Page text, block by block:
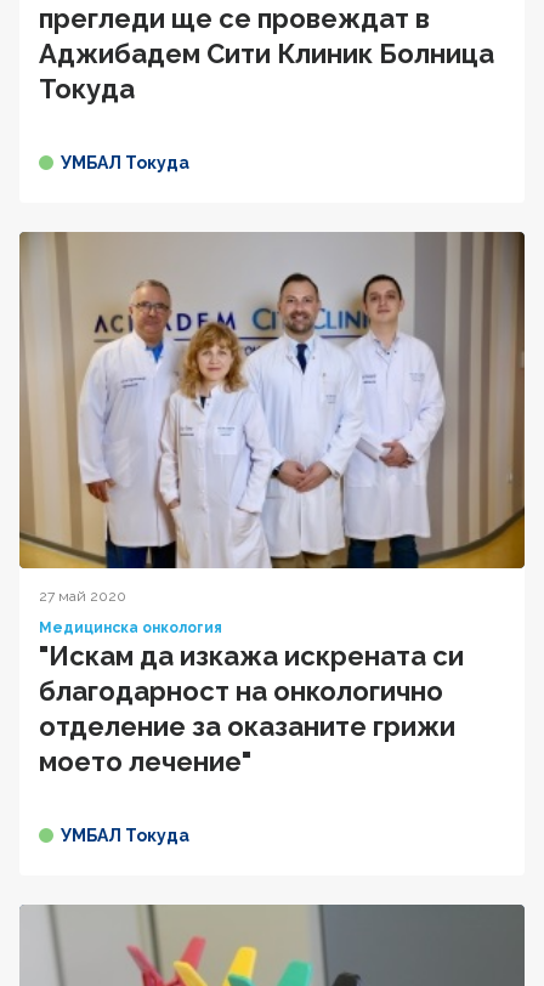
прегледи ще се провеждат в
Аджибадем Сити Клиник Болница
Токуда
УМБАЛ Токуда
27 май 2020
Медицинска онкология
"Искам да изкажа искрената си
благодарност на онкологично
отделение за оказаните грижи
моето лечение"
УМБАЛ Токуда